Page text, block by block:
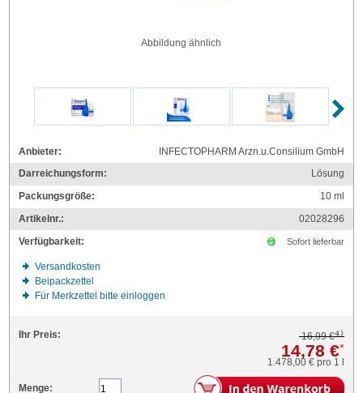
Abbildung ähnlich
Anbieter:
INFECTOPHARM Arzn.u.Consilium GmbH
Darreichungsform:
Lösung
Packungsgröße:
10ml
Artikelnr.:
02028296
Verfügbarkeit:
Sofort lieferbar
Versandkosten
Beipackzettel
Für Merkzettel bitte einloggen
Ihr Preis: 16,99 €4)
14,78 €*
1.478,00 € pro 1 l
Menge: